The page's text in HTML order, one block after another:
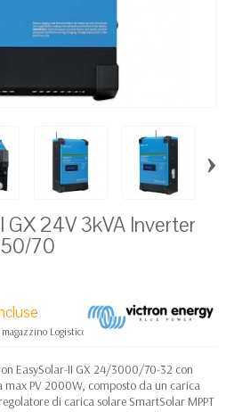
›
24V 3kVA Inverter
70
Logistico Europa
EasySolar-II GX 24/3000/70-32 con
PV 2000W, composto da un carica
di carica solare SmartSolar MPPT